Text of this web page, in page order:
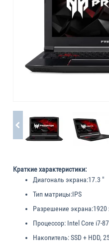
Краткие характеристики:
Диагональ экрана:17.3 "
Тип матрицы:IPS
Разрешение экрана:1920
Процессор: Intel Core i7-
Накопитель:SSD + HDD,